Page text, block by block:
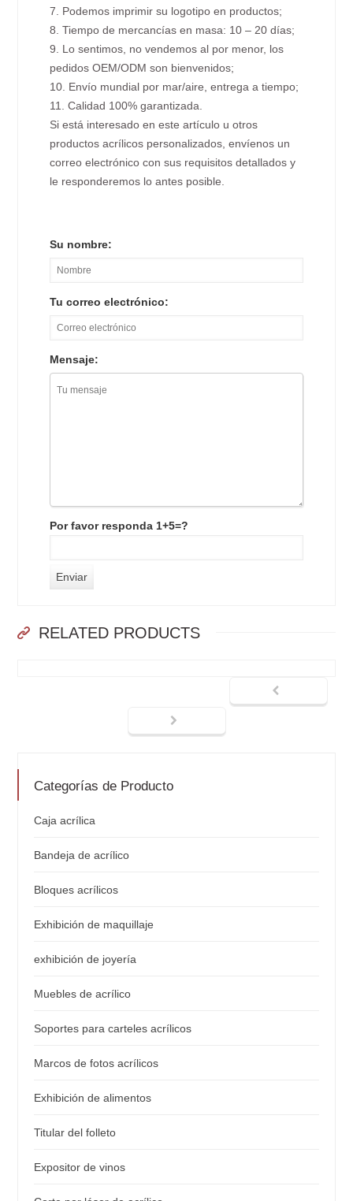
7. Podemos imprimir su logotipo en productos;
8. Tiempo de mercancías en masa: 10 – 20 días;
9. Lo sentimos, no vendemos al por menor, los
pedidos OEM/ODM son bienvenidos;
10. Envío mundial por mar/aire, entrega a tiempo;
11. Calidad 100% garantizada.
Si está interesado en este artículo u otros
productos acrílicos personalizados, envíenos un
correo electrónico con sus requisitos detallados y
le responderemos lo antes posible.
Su nombre:
Tu correo electrónico:
Mensaje:
Por favor responda 1+5=?
RELATED PRODUCTS
Categorías de Producto
Caja acrílica
Bandeja de acrílico
Bloques acrílicos
Exhibición de maquillaje
exhibición de joyería
Muebles de acrílico
Soportes para carteles acrílicos
Marcos de fotos acrílicos
Exhibición de alimentos
Titular del folleto
Expositor de vinos